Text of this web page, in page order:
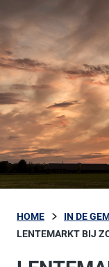
HOME IN DE
LENTEMARKT BIJ